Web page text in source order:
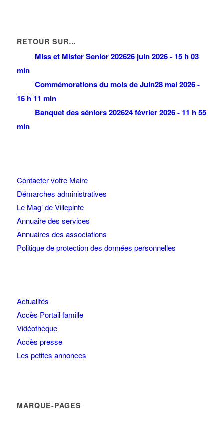
RETOUR SUR…
Miss et Mister Senior 202626 juin 2026 - 15 h 03
min
Commémorations du mois de Juin28 mai 2026 -
16 h 11 min
Banquet des séniors 202624 février 2026 - 11 h 55
min
Contacter votre Maire
Démarches administratives
Le Mag’ de Villepinte
Annuaire des services
Annuaires des associations
Politique de protection des données personnelles
Actualités
Accès Portail famille
Vidéothèque
Accès presse
Les petites annonces
MARQUE-PAGES